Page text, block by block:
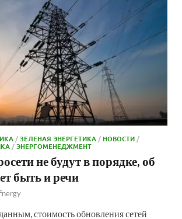
/ЗЕЛЕНАЯ ЭНЕРГЕТИКА /НОВОСТИ /
/ЭНЕРГОМЕНЕДЖМЕНТ
не будут в порядке, об
быть и речи
стоимость обновления сетей